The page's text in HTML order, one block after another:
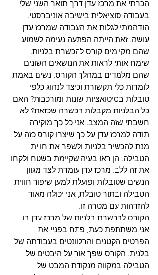
הכרתי את מרכז עדן דרך תואר השני שלי
בעבודה סוציאלית בישיבה אוניברסטי.
הודהמתי לגלות את העבודה שמרכז עדן
עושה. זאת הייתה הפתעה נעימה לשמוע
שהם מקיימים קורס להכשרת בלניות.
שימח אותי לראות את הנושאים השונים
שהם מלמדים במהלך הקורס. נשים באמת
לומדות כלי תקשורת וכיצד לנהוג כלפי
טובלות בסיטואציות שונות ומורכבות? האם
כל הבלניות מקבלות הכשרה שכזאת? לא
חשבתי שזה המצב. אני כל כך מוקירה
תודה למרכז עדן על כך שיצרו קורס כזה על
מנת להכשיר בלניות ולשפר את חווית
הטבילה. הן ראו בעיה שקיימת בשטח ולקחו
את זה ללב. מרכז עדן עומדת לצד מגוון
הנשים שטובלות ופועלת למען שיפור חווית
הטבילה ובתור טובלת, אני יכולה מאוד
להזדהות עם מטרה זו.
הקורס להכשרת בלניות של מרכז עדן בו
אני משתתפת כעת, פתח בפניי את
הפרטים הקטנים והרלוונטים בעבודתה של
בלנית. הקורס שפך אור על היבטים של
הטבילה במקווה מנקודת המבט של